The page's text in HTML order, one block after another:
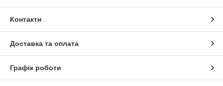
Контакти
Доставка та оплата
Графік роботи